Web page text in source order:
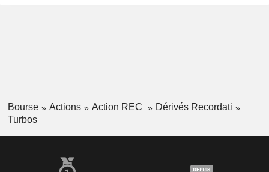
Bourse Actions Action REC
Dérivés Recordati
Turbos